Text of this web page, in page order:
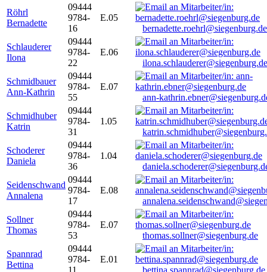
Röhrl
Bernadette
09444
9784-
16
E.05
bernadette.roehrl@siegenburg.de
Schlauderer
Ilona
09444
9784-
22
E.06
ilona.schlauderer@siegenburg.de
Schmidbauer
Ann-Kathrin
09444
9784-
55
E.07
ann-
Schmidhuber
Katrin
09444
9784-
31
1.05
Schoderer
Daniela
09444
9784-
36
1.04
Seidenschwand
Annalena
09444
9784-
17
E.08
Sollner
Thomas
09444
9784-
53
E.07
thomas.sollner@siegenburg.de
Spannrad
Bettina
09444
9784-
E.01